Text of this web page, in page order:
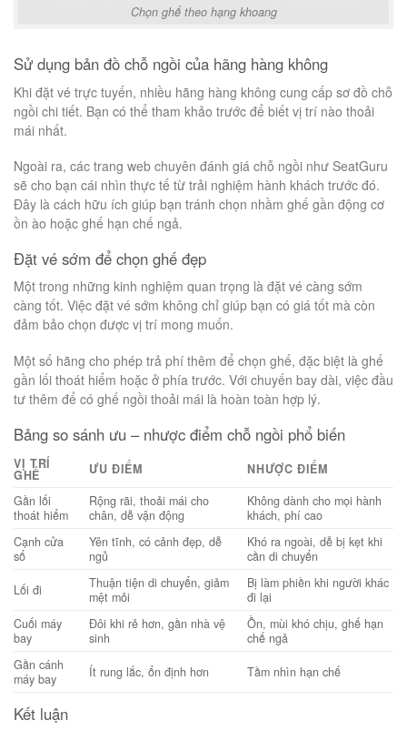
Chọn ghế theo hạng khoang
Sử dụng bản đồ chỗ ngồi của hãng hàng không
Khi đặt vé trực tuyến, nhiều hãng hàng không cung cấp sơ đồ chỗ
ngồi chi tiết. Bạn có thể tham khảo trước để biết vị trí nào thoải
mái nhất.
Ngoài ra, các trang web chuyên đánh giá chỗ ngồi như SeatGuru
sẽ cho bạn cái nhìn thực tế từ trải nghiệm hành khách trước đó.
Đây là cách hữu ích giúp bạn tránh chọn nhầm ghế gần động cơ
ồn ào hoặc ghế hạn chế ngả.
Đặt vé sớm để chọn ghế đẹp
Một trong những kinh nghiệm quan trọng là đặt vé càng sớm
càng tốt. Việc đặt vé sớm không chỉ giúp bạn có giá tốt mà còn
đảm bảo chọn được vị trí mong muốn.
Một số hãng cho phép trả phí thêm để chọn ghế, đặc biệt là ghế
gần lối thoát hiểm hoặc ở phía trước. Với chuyến bay dài, việc đầu
tư thêm để có ghế ngồi thoải mái là hoàn toàn hợp lý.
Bảng so sánh ưu – nhược điểm chỗ ngồi phổ biến
VỊ TRÍ
GHẾ ƯU ĐIỂM
NHƯỢC ĐIỂM
Gần lối
thoát hiểm
Rộng rãi, thoải mái cho
chân, dễ vận động
Không dành cho mọi hành
khách, phí cao
Cạnh cửa
sổ
Yên tĩnh, có cảnh đẹp, dễ
ngủ
Khó ra ngoài, dễ bị kẹt khi
cần di chuyển
Lối đi
Thuận tiện di chuyển, giảm
mệt mỏi
Bị làm phiền khi người khác
đi lại
Cuối máy
bay
Đôi khi rẻ hơn, gần nhà vệ
sinh
Ồn, mùi khó chịu, ghế hạn
chế ngả
Gần cánh
máy bay
Ít rung lắc, ổn định hơn Tầm nhìn hạn chế
Kết luận